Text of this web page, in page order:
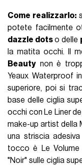
Come realizzarlo:
potete facilmente
dazzle dotso delle
la matita occhi. Il
Beauty non è
Yeaux Waterproof
superiore, poi si
base delle ciglia
occhi con Le Liner
make-up artist della
una striscia
tocco è Le Volume
"Noir" sulle ciglia